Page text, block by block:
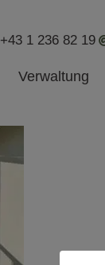
+43 1 236 82 19
Verwaltung